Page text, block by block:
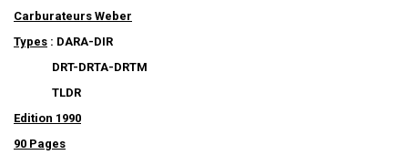
Carburateurs Weber
Types : DARA-DIR
DRT-DRTA-DRTM
TLDR
Edition 1990
90 Pages